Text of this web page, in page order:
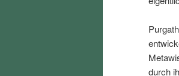
g
e
i
n
durch